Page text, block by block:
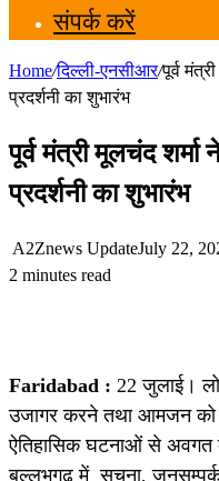
संपर्क करें
Home/दिल्ली-एनसीआर/पूर्व
प्रदर्शनी का शुभारंभ
पूर्व मंत्री मूलचंद शर्मा
प्रदर्शनी का शुभारंभ
A2Znews UpdateJuly 22,
2 minutes read
Faridabad : 22 जुलाई।
उजागर करने तथा आमजन को
ऐतिहासिक घटनाओं से अवगत
बल्लभगढ़ में सूचना, जनसम्पर्क,